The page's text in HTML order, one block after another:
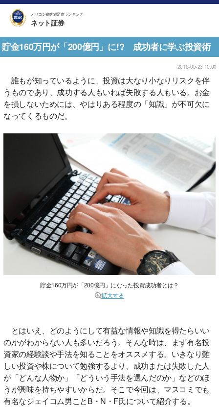
オリコン顧客満足度ランキング
ネット証券
貯金160万円が「200億円」に!? 成功者に学ぶ投資術
2015-05-23 10:00
誰もが知っているように、投資は大なり小なりリスクを伴
うものであり、成功する人もいれば失敗する人もいる。お金
を損しないためには、やはりある程度の「知識」が不可欠に
なってくるものだ。
貯金160万円が「200億円」になった投資成功者とは？
拡大する
とはいえ、どのようにして有益な情報や知識を得たらいい
のかがわからない人も多いだろう。そんな時は、まず有名投
資家の経験談や手法を知ることをオススメする。いきなり難
しい投資や株について勉強するより、成功または失敗した人
が「どんな人物か」「どういう手法を選んだのか」などのほ
うが興味を持ちやすいからだ。そこで今回は、マスコミでも
有名なジェイコム男ことB・N・F氏について紹介する。